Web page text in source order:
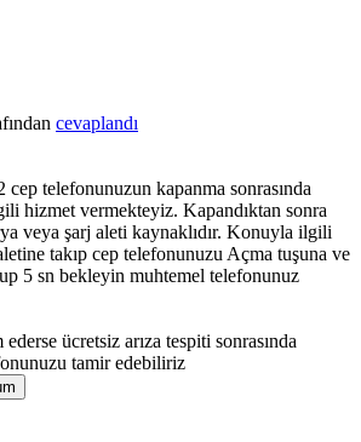
cevaplandı
cep telefonunuzun kapanma sonrasında
hizmet vermekteyiz. Kapandıktan sonra
veya şarj aleti kaynaklıdır. Konuyla ilgili
takıp cep telefonunuzu Açma tuşuna ve
5 sn bekleyin muhtemel telefonunuz
ücretsiz arıza tespiti sonrasında
tamir edebiliriz